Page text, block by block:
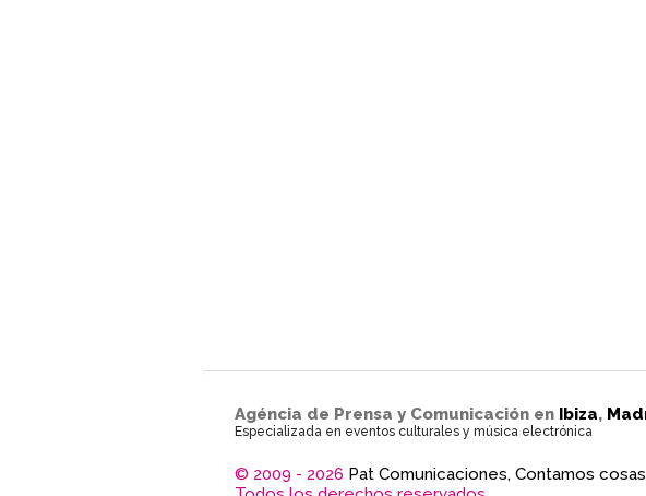
Agéncia de Prensa y Comunicación en Ibiza,
Especializada en eventos culturales y música electrónica
© 2009 - 2026 Pat Comunicaciones, Contamos